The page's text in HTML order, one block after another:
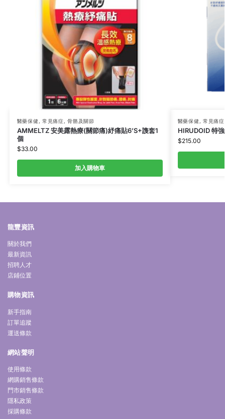
醫藥保健, 常見痛症,骨骼及關節
AMMELTZ 安美露熱療(關節痛)紓痛貼6’S+謢套1
個
$33.00
加入購物車
醫藥保健, 常見痛症
HIRUDOID 特
$215.00
龍豐資訊
關於我們
最新資訊
招聘人才
店鋪位置
購物資訊
新手指南
訂單追蹤
運送條款
網站聲明
使用條款
網購銷售條款
門市銷售條款
隱私政策
採購條款